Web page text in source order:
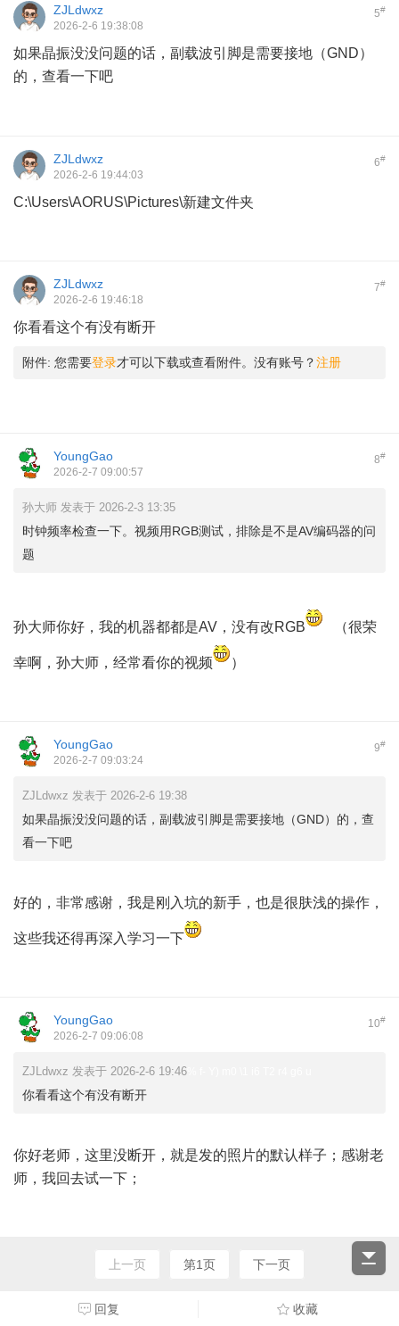
5#
ZJLdwxz
2026-2-6 19:38:08
如果晶振没没问题的话，副载波引脚是需要接地（GND）
的，查看一下吧
6#
ZJLdwxz
2026-2-6 19:44:03
C:\Users\AORUS\Pictures\新建文件夹
7#
ZJLdwxz
2026-2-6 19:46:18
你看看这个有没有断开
附件: 您需要登录才可以下载或查看附件。没有账号？注册
8#
YoungGao
2026-2-7 09:00:57
孙大师 发表于 2026-2-3 13:35
时钟频率检查一下。视频用RGB测试，排除是不是AV编码器的问
题
孙大师你好，我的机器都都是AV，没有改RGB （很荣
幸啊，孙大师，经常看你的视频 ）
9#
YoungGao
2026-2-7 09:03:24
ZJLdwxz 发表于 2026-2-6 19:38
如果晶振没没问题的话，副载波引脚是需要接地（GND）的，查
看一下吧
好的，非常感谢，我是刚入坑的新手，也是很肤浅的操作，
这些我还得再深入学习一下
10#
YoungGao
2026-2-7 09:06:08
ZJLdwxz 发表于 2026-2-6 19:46
你看看这个有没有断开
你好老师，这里没断开，就是发的照片的默认样子；感谢老
师，我回去试一下；
上一页 第1页 下一页
回复 收藏